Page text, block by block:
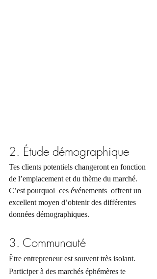
2. Étude démographique
Tes clients potentiels changeront en fonction
de l’emplacement et du thème du marché.
C’est pourquoi  ces événements  offrent un
excellent moyen d’obtenir des différentes
données démographiques.
3. Communauté
Être entrepreneur est souvent très isolant.
Participer à des marchés éphémères te